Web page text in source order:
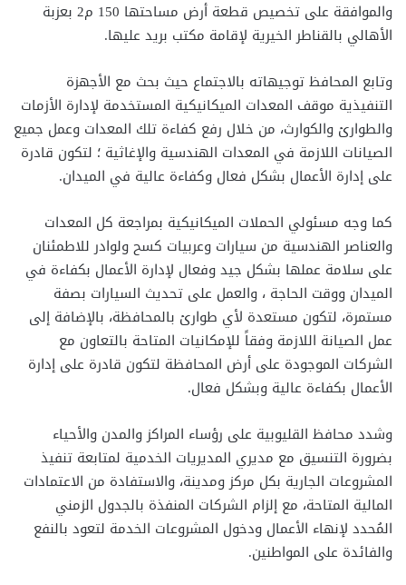
والموافقة على تخصيص قطعة أرض مساحتها 150 م2 بعزبة
الأهالي بالقناطر الخيرية لإقامة مكتب بريد عليها.
وتابع المحافظ توجيهاته بالاجتماع حيث بحث مع الأجهزة
التنفيذية موقف المعدات الميكانيكية المستخدمة لإدارة الأزمات
والطوارئ والكوارث، من خلال رفع كفاءة تلك المعدات وعمل جميع
الصيانات اللازمة في المعدات الهندسية والإغاثية ؛ لتكون قادرة
على إدارة الأعمال بشكل فعال وكفاءة عالية في الميدان.
كما وجه مسئولي الحملات الميكانيكية بمراجعة كل المعدات
والعناصر الهندسية من سيارات وعربيات كسح ولوادر للاطمئنان
على سلامة عملها بشكل جيد وفعال لإدارة الأعمال بكفاءة في
الميدان ووقت الحاجة ، والعمل على تحديث السيارات بصفة
مستمرة، لتكون مستعدة لأي طوارئ بالمحافظة، بالإضافة إلى
عمل الصيانة اللازمة وفقاً للإمكانيات المتاحة بالتعاون مع
الشركات الموجودة على أرض المحافظة لتكون قادرة على إدارة
الأعمال بكفاءة عالية وبشكل فعال.
وشدد محافظ القليوبية على رؤساء المراكز والمدن والأحياء
بضرورة التنسيق مع مديري المديريات الخدمية لمتابعة تنفيذ
المشروعات الجارية بكل مركز ومدينة، والاستفادة من الاعتمادات
المالية المتاحة، مع إلزام الشركات المنفذة بالجدول الزمني
المُحدد لإنهاء الأعمال ودخول المشروعات الخدمة لتعود بالنفع
والفائدة على المواطنين.